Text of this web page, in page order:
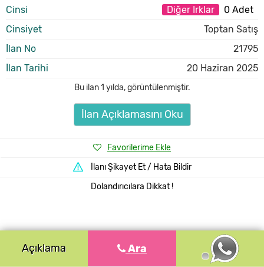
Cinsi Diğer Irklar
0 Adet
Cinsiyet
Toptan Satış
İlan No
21795
İlan Tarihi
20 Haziran 2025
Bu ilan1 yılda,görüntülenmiştir.
İlan Açıklamasını Oku
Favorilerime Ekle
İlanı Şikayet Et / Hata Bildir
Dolandırıcılara Dikkat !
Açıklama Ara